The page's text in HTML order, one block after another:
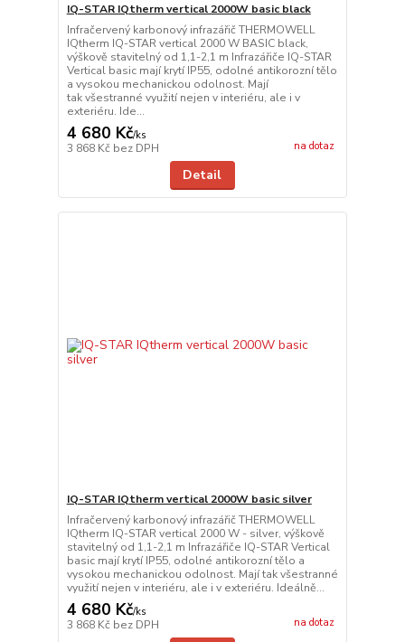
IQ-STAR IQtherm vertical 2000W basic black
Infračervený karbonový infrazářič THERMOWELL
IQtherm IQ-STAR vertical 2000 W BASIC black,
výškově stavitelný od 1,1-2,1 m Infrazářiče IQ-STAR
Vertical basic mají krytí IP55, odolné antikorozní tělo
a vysokou mechanickou odolnost. Mají
tak všestranné využití nejen v interiéru, ale i v
exteriéru. Ide...
4 680 Kč/ks
3 868 Kč bez DPH na dotaz
Detail
IQ-STAR IQtherm vertical 2000W basic silver
Infračervený karbonový infrazářič THERMOWELL
IQtherm IQ-STAR vertical 2000 W - silver, výškově
stavitelný od 1,1-2,1 m Infrazářiče IQ-STAR Vertical
basic mají krytí IP55, odolné antikorozní tělo a
vysokou mechanickou odolnost. Mají tak všestranné
využití nejen v interiéru, ale i v exteriéru. Ideálně...
4 680 Kč/ks
3 868 Kč bez DPH na dotaz